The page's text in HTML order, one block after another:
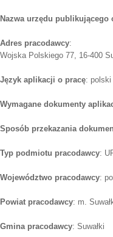
Nazwa urzędu publikującego
Adres pracodawcy:
Wojska Polskiego 77, 16-400
Język aplikacji o pracę: polski
Wymagane dokumenty
Sposób przekazania
Typ podmiotu pracodawcy:
Województwo pracodawcy:
Powiat pracodawcy: m.
Gmina pracodawcy: Suwałki